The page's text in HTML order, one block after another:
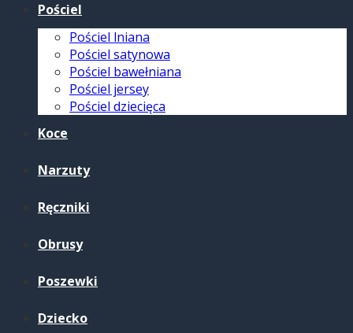
Pościel
Pościel lniana
Pościel satynowa
Pościel bawełniana
Pościel jersey
Pościel dziecięca
Koce
Narzuty
Ręczniki
Obrusy
Poszewki
Dziecko